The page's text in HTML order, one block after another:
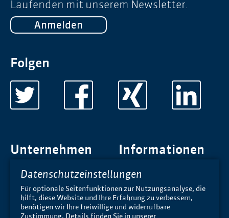
Unternehmen
Über kvest
EARSandEYES
Kontakt
Informationen
Impressum
Datenschutz
AGB
Laufenden mit unserem Newsletter.
Anmelden
Folgen
Datenschutzeinstellungen
Für optionale Seitenfunktionen zur Nutzungsanalyse, die
hilft, diese Website und Ihre Erfahrung zu verbessern,
benötigen wir Ihre freiwillige und widerrufbare
Zustimmung. Details finden Sie in unserer